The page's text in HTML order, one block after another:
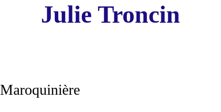
Julie Troncin
Maroquinière